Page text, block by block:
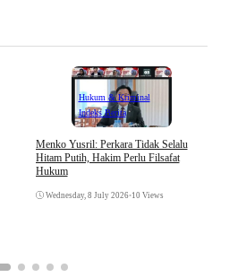
Hukum & Kriminal
Indeks Berita
Menko Yusril: Perkara Tidak Selalu
Hitam Putih, Hakim Perlu Filsafat
Hukum
Wednesday, 8 July 2026•10 Views